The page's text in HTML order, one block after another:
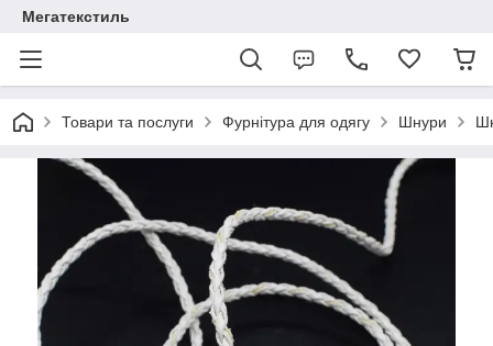
Мегатекстиль
Товари та послуги Фурнітура для одягу Шнури